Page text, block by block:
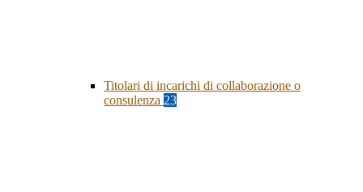
Titolari di incarichi di collaborazione o
consulenza 23